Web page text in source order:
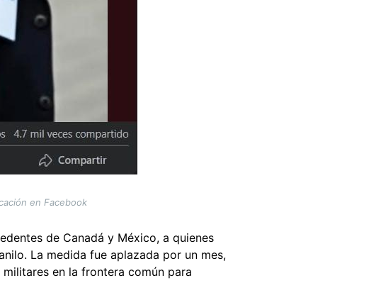
en Facebook
de Canadá y México, a quienes
La medida fue aplazada por un mes,
en la frontera común para